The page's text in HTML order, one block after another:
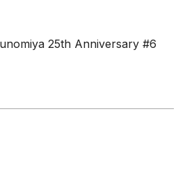
25th Anniversary #6